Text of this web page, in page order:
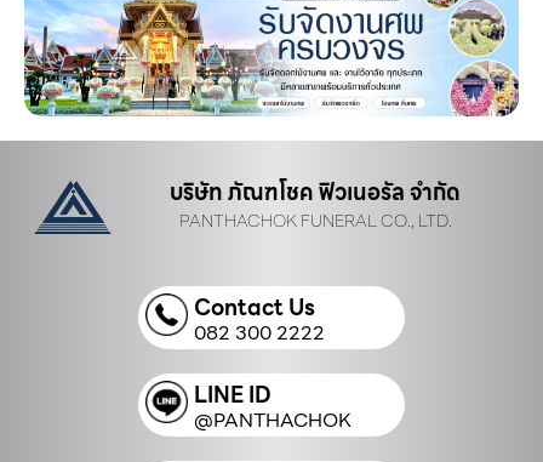
บริษัท ภัณฑโชค ฟิวเนอรัล จำกัด
PANTHACHOK FUNERAL CO., LTD.
Contact Us
082 300 2222
LINE ID
@PANTHACHOK